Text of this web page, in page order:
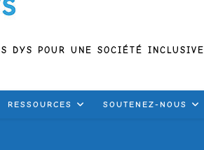
DYS POUR UNE SOCIÉTÉ INCLUSIVE
RESSOURCES SOUTENEZ-NOUS